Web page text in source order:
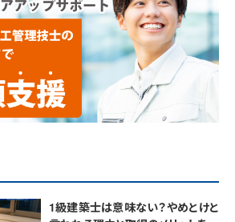
1級建築士は意味ない？やめとけと